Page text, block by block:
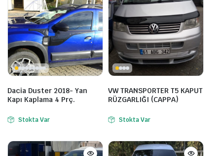
Dacia Duster 2018- Yan
Kapı Kaplama 4 Prç.
Stokta Var
VW TRANSPORTER T5 KAPUT
RÜZGARLIĞI (CAPPA)
Stokta Var